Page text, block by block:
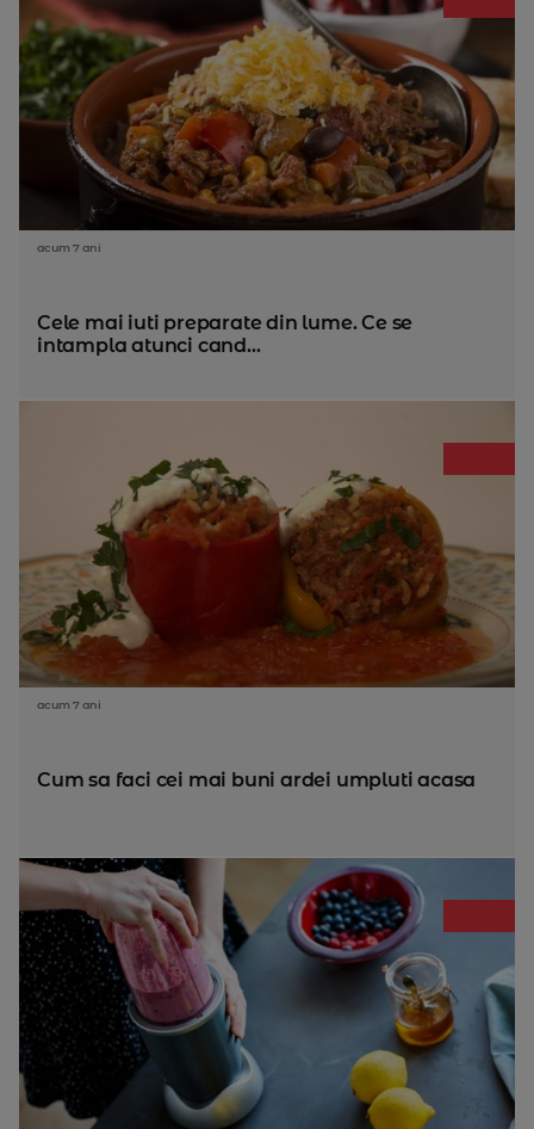
acum 7 ani
Cele mai iuti preparate din lume. Ce se
intampla atunci cand...
acum 7 ani
Cum sa faci cei mai buni ardei umpluti acasa